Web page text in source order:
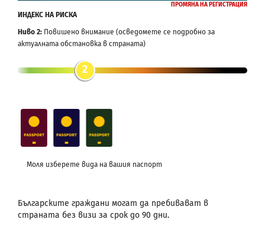
ПРОМЯНА НА РЕГИСТРАЦИЯ
ИНДЕКС НА РИСКА
Ниво 2: Повишено внимание (осведомете се подробно за
актуалната обстановка в страната)
2
Моля изберете вида на вашия паспорт
Българските граждани могат да пребивават в
страната без визи за срок до 90 дни.